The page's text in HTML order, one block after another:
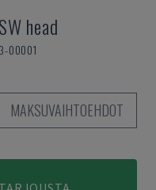
head
00001
MAKSUVAIHTOEHDOT